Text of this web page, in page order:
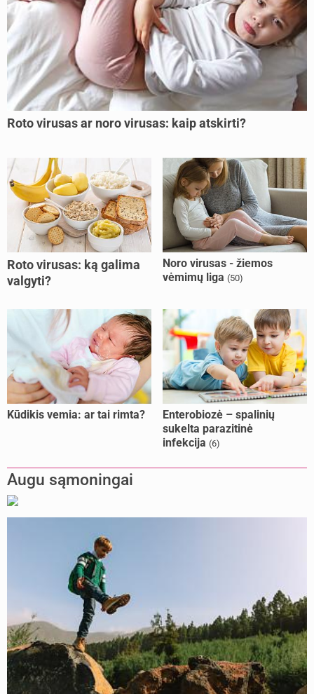
Roto virusas ar noro virusas: kaip atskirti?
Roto virusas: ką galima
valgyti?
Noro virusas - žiemos
vėmimų liga (50)
Kūdikis vemia: ar tai rimta?
Enterobiozė – spalinių
sukelta parazitinė
infekcija (6)
Augu sąmoningai